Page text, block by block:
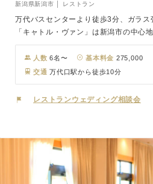
新潟県新潟市 │ レストラン
万代バスセンターより徒歩3分、ガラ
「キャトル・ヴァン」は新潟市の中心
ス料理店です。季節感と素材の持ち味
とときを提供致します。個室も備えた
バラエティ豊かなフレンチを堪能して
人数 6名〜 基本料金 275,000
交通 万代口駅から徒歩10分
レストランウェディング相談会